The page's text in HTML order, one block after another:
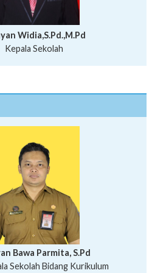
Widia,S.Pd.,M.Pd
Kepala Sekolah
Bawa Parmita, S.Pd
Sekolah Bidang Kurikulum
Aditya Pratita, S.Pd., M.Sn
Nopi Sutantri, S.Pd.